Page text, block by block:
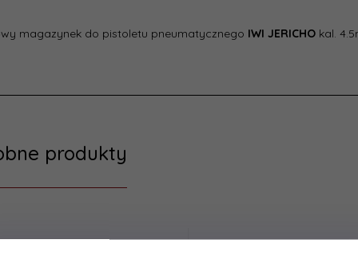
magazynek do pistoletu pneumatycznego IWI JERICHO kal.
techniczne KOLBA
produkty